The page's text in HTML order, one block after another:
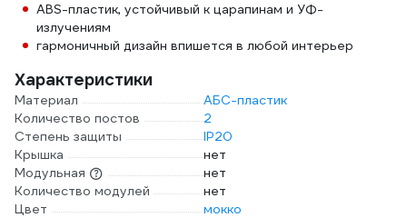
ABS-пластик, устойчивый к царапинам и УФ-
излучениям
гармоничный дизайн впишется в любой интерьер
Характеристики
Материал
АБС-пластик
Количество постов
2
Степень защиты
IP20
Крышка
нет
Модульная
нет
Количество модулей
нет
Цвет
мокко